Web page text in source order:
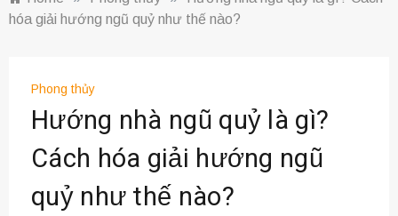
hóa giải hướng ngũ quỷ như thế nào?
Phong thủy
Hướng nhà ngũ quỷ là gì?
Cách hóa giải hướng ngũ
quỷ như thế nào?